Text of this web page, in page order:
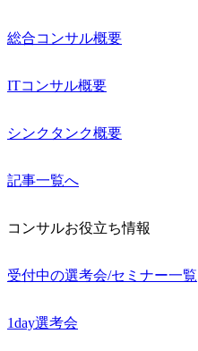
総合コンサル概要
ITコンサル概要
シンクタンク概要
記事一覧へ
コンサルお役立ち情報
受付中の選考会/セミナー一覧
1day選考会